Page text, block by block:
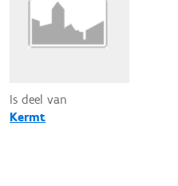
Is deel van
Kermt